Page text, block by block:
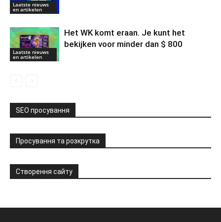
Laatste nieuws
en artikelen
Laatste nieuws
en artikelen
Het WK komt eraan. Je kunt het
bekijken voor minder dan $ 800
SEO просування
Просування та розкрутка
Створення сайту